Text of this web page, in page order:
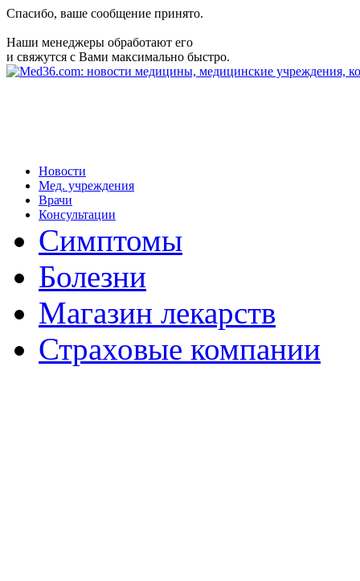
Спасибо, ваше сообщение принято.
Наши менеджеры обработают его
и свяжутся с Вами максимально быстро.
Новости
Мед. учреждения
Врачи
Консультации
Симптомы
Болезни
Магазин лекарств
Страховые компании